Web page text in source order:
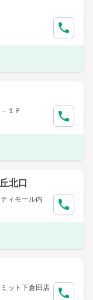
１Ｆ
北口
ィモール内
ット下倉田店